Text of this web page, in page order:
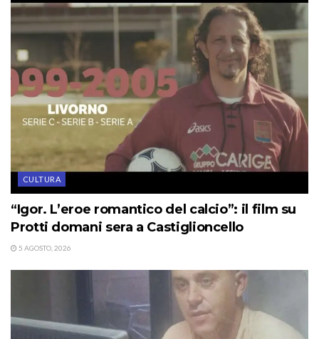
CULTURA
“Igor. L’eroe romantico del calcio”: il film su
Protti domani sera a Castiglioncello
5 AGOSTO, 2026